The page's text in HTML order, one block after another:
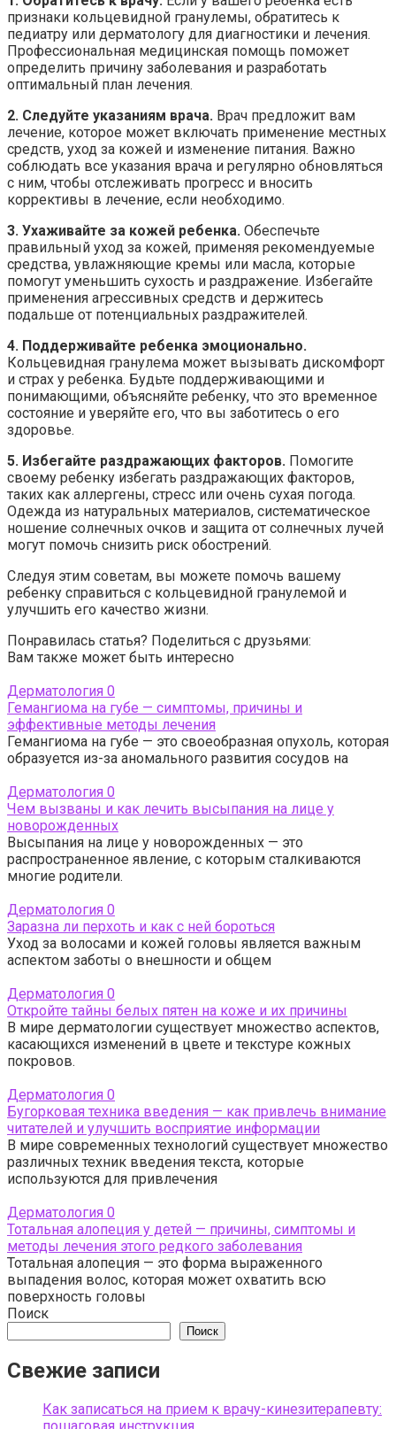
признаки кольцевидной гранулемы, обратитесь к
педиатру или дерматологу для диагностики и лечения.
Профессиональная медицинская помощь поможет
определить причину заболевания и разработать
оптимальный план лечения.
2. Следуйте указаниям врача. Врач предложит вам
лечение, которое может включать применение местных
средств, уход за кожей и изменение питания. Важно
соблюдать все указания врача и регулярно обновляться
с ним, чтобы отслеживать прогресс и вносить
коррективы в лечение, если необходимо.
3. Ухаживайте за кожей ребенка. Обеспечьте
правильный уход за кожей, применяя рекомендуемые
средства, увлажняющие кремы или масла, которые
помогут уменьшить сухость и раздражение. Избегайте
применения агрессивных средств и держитесь
подальше от потенциальных раздражителей.
4. Поддерживайте ребенка эмоционально.
Кольцевидная гранулема может вызывать дискомфорт
и страх у ребенка. Будьте поддерживающими и
понимающими, объясняйте ребенку, что это временное
состояние и уверяйте его, что вы заботитесь о его
здоровье.
5. Избегайте раздражающих факторов. Помогите
своему ребенку избегать раздражающих факторов,
таких как аллергены, стресс или очень сухая погода.
Одежда из натуральных материалов, систематическое
ношение солнечных очков и защита от солнечных лучей
могут помочь снизить риск обострений.
Следуя этим советам, вы можете помочь вашему
ребенку справиться с кольцевидной гранулемой и
улучшить его качество жизни.
Понравилась статья? Поделиться с друзьями:
Вам также может быть интересно
Дерматология 0
Гемангиома на губе — симптомы, причины и
эффективные методы лечения
Гемангиома на губе — это своеобразная опухоль, которая
образуется из-за аномального развития сосудов на
Дерматология 0
Чем вызваны и как лечить высыпания на лице у
новорожденных
Высыпания на лице у новорожденных — это
распространенное явление, с которым сталкиваются
многие родители.
Дерматология 0
Заразна ли перхоть и как с ней бороться
Уход за волосами и кожей головы является важным
аспектом заботы о внешности и общем
Дерматология 0
Откройте тайны белых пятен на коже и их причины
В мире дерматологии существует множество аспектов,
касающихся изменений в цвете и текстуре кожных
покровов.
Дерматология 0
Бугорковая техника введения — как привлечь внимание
читателей и улучшить восприятие информации
В мире современных технологий существует множество
различных техник введения текста, которые
используются для привлечения
Дерматология 0
Тотальная алопеция у детей — причины, симптомы и
методы лечения этого редкого заболевания
Тотальная алопеция — это форма выраженного
выпадения волос, которая может охватить всю
поверхность головы
Поиск
Поиск
Свежие записи
Как записаться на прием к врачу-кинезитерапевту: